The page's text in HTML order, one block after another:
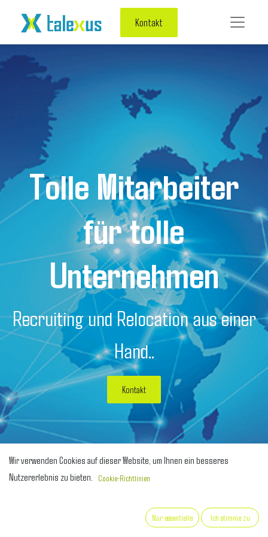
Kontakt
Tolle Mitarbeiter
für tolle
Unternehmen
Recruiting und Relocation aus einer
Hand..
Kontakt
Wir verwenden Cookies auf dieser Website, um Ihnen ein besseres
Nutzererlebnis zu bieten.
Cookie-Richtlinien
Nur essentielle Ich stimme zu